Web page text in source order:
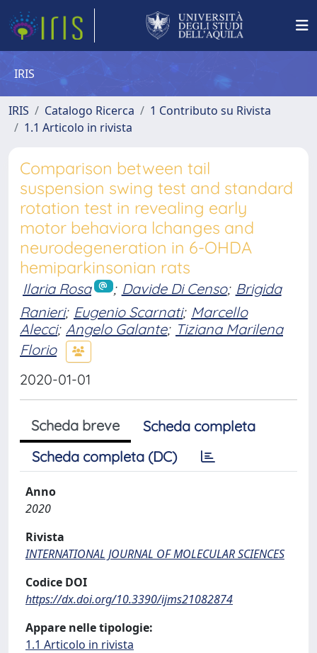
IRIS
IRIS Catalogo Ricerca
1 Contributo su Rivista
1.1 Articolo in rivista
Comparison between tail
suspension swing test and standard
rotation test in revealing early
motor behaviora lchanges and
neurodegeneration in 6-OHDA
hemiparkinsonian rats
Ilaria Rosa ; Davide Di Censo; Brigida
Ranieri; Eugenio Scarnati; Marcello
Alecci; Angelo Galante; Tiziana Marilena
Florio
2020-01-01
Scheda breve
Scheda completa
Scheda completa (DC)
Anno
2020
Rivista
INTERNATIONAL JOURNAL OF MOLECULAR SCIENCES
Codice DOI
https://dx.doi.org/10.3390/ijms21082874
Appare nelle tipologie:
1.1 Articolo in rivista